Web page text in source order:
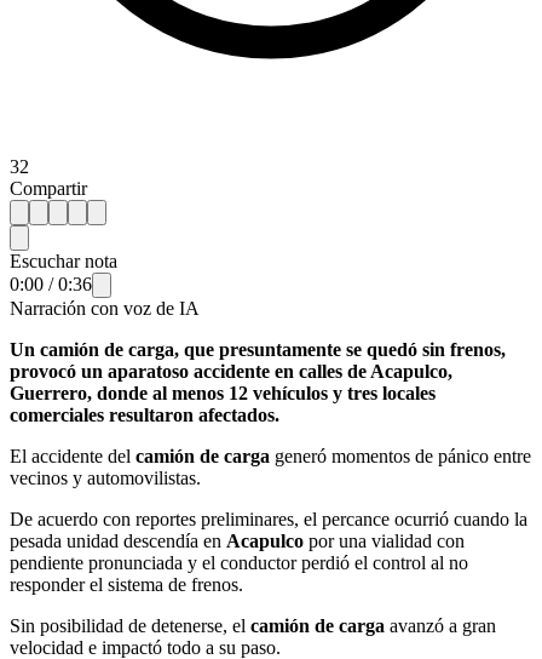
32
Compartir
Escuchar nota
0:00 /0:36
Narración con voz de IA
Un camión de carga, que presuntamente se quedó sin frenos,
provocó un aparatoso accidente en calles de Acapulco,
Guerrero, donde al menos 12 vehículos y tres locales
comerciales resultaron afectados.
El accidente del camión de carga generó momentos de pánico entre
vecinos y automovilistas.
De acuerdo con reportes preliminares, el percance ocurrió cuando la
pesada unidad descendía en Acapulco por una vialidad con
pendiente pronunciada y el conductor perdió el control al no
responder el sistema de frenos.
Sin posibilidad de detenerse, el camión de carga avanzó a gran
velocidad e impactó todo a su paso.